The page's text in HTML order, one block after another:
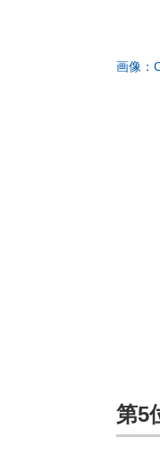
画像：
第5